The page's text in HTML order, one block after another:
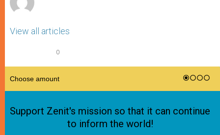
View all articles
0